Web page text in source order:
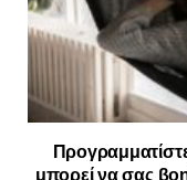
μπορεί να σας